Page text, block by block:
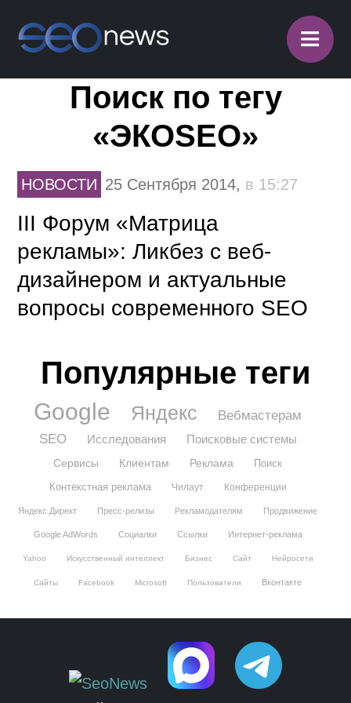
≡
Поиск по тегу
«ЭКОSEO»
НОВОСТИ 25 Сентября 2014, в 15:27
III Форум «Матрица
рекламы»: Ликбез с веб-
дизайнером и актуальные
вопросы современного SEO
Популярные теги
Google Яндекс
Вебмастерам
SEO
Исследования Поисковые системы
Сервисы Клиентам Реклама
Поиск
Контекстная реклама
Чилаут Конференции
Яндекс.Директ Пресс-релизы Рекламодателям Продвижение
Google AdWords Социалки Ссылки Интернет-реклама
Yahoo Искусственный интеллект Бизнес Сайт Нейросети
Сайты Facebook Microsoft Пользователи Вконтакте